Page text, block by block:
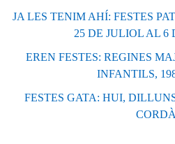
JA LES TENIM AHÍ: FESTES
25 DE JULIOL AL 6
EREN FESTES: REGINES
INFANTILS,
FESTES GATA: HUI,
CORDÀ